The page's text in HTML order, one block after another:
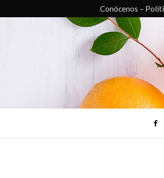
Conócenos –